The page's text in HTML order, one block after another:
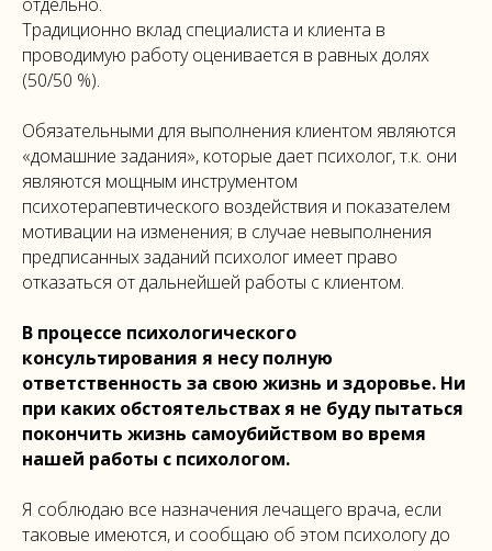
Традиционно вклад специалиста и клиента в
проводимую работу оценивается в равных долях
(50/50 %).
Обязательными для выполнения клиентом являются
«домашние задания», которые дает психолог, т.к. они
являются мощным инструментом
психотерапевтического воздействия и показателем
мотивации на изменения; в случае невыполнения
предписанных заданий психолог имеет право
отказаться от дальнейшей работы с клиентом.
В процессе психологического
консультирования я несу полную
ответственность за свою жизнь и здоровье. Ни
при каких обстоятельствах я не буду пытаться
покончить жизнь самоубийством во время
нашей работы с психологом.
Я соблюдаю все назначения лечащего врача, если
таковые имеются, и сообщаю об этом психологу до